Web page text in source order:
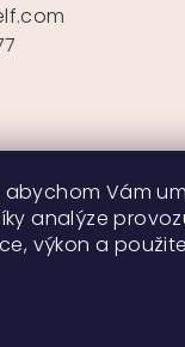
abychom Vám
analýze
výkon a